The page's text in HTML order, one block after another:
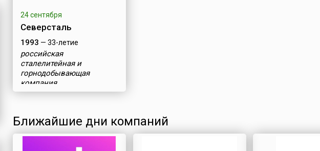
24 сентября
Северсталь
1993 — 33-летие
российская
сталелитейная и
горнодобывающая
компания
Ближайшие дни компаний